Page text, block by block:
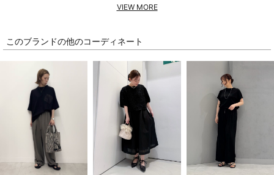
VIEW MORE
このブランドの他のコーディネート